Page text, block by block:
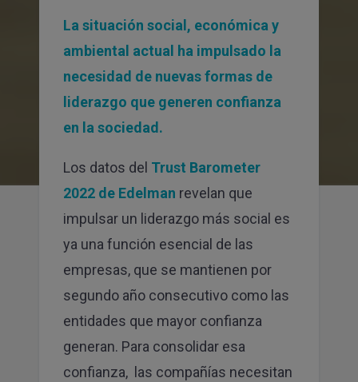
La situación social, económica y
ambiental actual ha impulsado la
necesidad de nuevas formas de
liderazgo que generen confianza
en la sociedad.
Los datos del Trust Barometer
2022 de Edelman revelan que
impulsar un liderazgo más social es
ya una función esencial de las
empresas, que se mantienen por
segundo año consecutivo como las
entidades que mayor confianza
generan. Para consolidar esa
confianza, las compañías necesitan
para recibir la newsletter de Canvas
SUSCRIBIRME